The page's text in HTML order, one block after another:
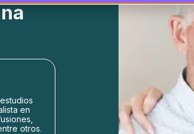
en
otros.